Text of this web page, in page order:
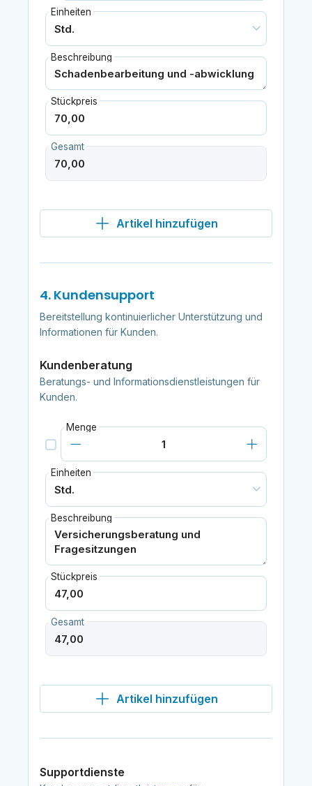
Einheiten
Beschreibung
Stückpreis
Gesamt
Artikel hinzufügen
4. Kundensupport
Bereitstellung kontinuierlicher Unterstützung und
Informationen für Kunden.
Kundenberatung
Beratungs- und Informationsdienstleistungen für
Kunden.
Menge
Einheiten
Beschreibung
Stückpreis
Gesamt
Artikel hinzufügen
Supportdienste